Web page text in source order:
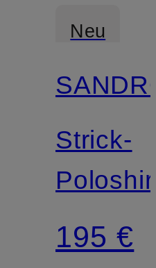
Neu
SANDRO
Strick-
Poloshirt
195 €